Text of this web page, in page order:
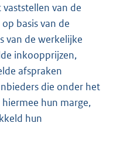
van de
basis van de
van de werkelijke
inkoopprijzen,
afspraken
die onder het
hun marge,
hun